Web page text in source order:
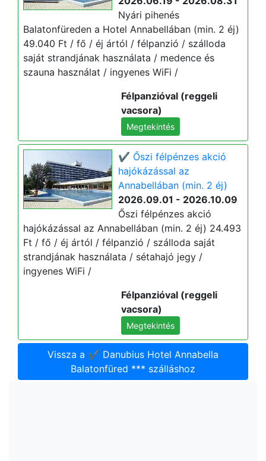
Nyári pihenés
Balatonfüreden a Hotel Annabellában (min. 2 éj)
49.040 Ft / fő / éj ártól / félpanzió / szálloda
saját strandjának használata / medence és
szauna használat / ingyenes WiFi /
Félpanzióval (reggeli
vacsora)
Megtekintés
✔️ Őszi félpénzes akció
hajókázással az
Annabellában (min. 2 éj)
2026.09.01 - 2026.10.09
Őszi félpénzes akció
hajókázással az Annabellában (min. 2 éj) 24.493
Ft / fő / éj ártól / félpanzió / szálloda saját
strandjának használata / sétahajó jegy /
ingyenes WiFi /
Félpanzióval (reggeli
vacsora)
Megtekintés
Vissza a ✔️ Danubius Hotel Annabella
Balatonfüred *** szálláshoz